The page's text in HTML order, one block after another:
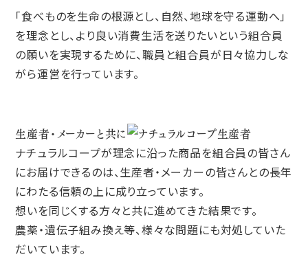
「食べものを生命の根源とし、自然、地球を守る運動へ」
を理念とし、より良い消費生活を送りたいという組合員
の願いを実現するために、職員と組合員が日々協力しな
がら運営を行っています。
生産者・メーカーと共に
ナチュラルコープが理念に沿った商品を組合員の皆さん
にお届けできるのは、生産者・メーカーの皆さんとの長年
にわたる信頼の上に成り立っています。
想いを同じくする方々と共に進めてきた結果です。
農薬・遺伝子組み換え等、様々な問題にも対処していた
だいています。